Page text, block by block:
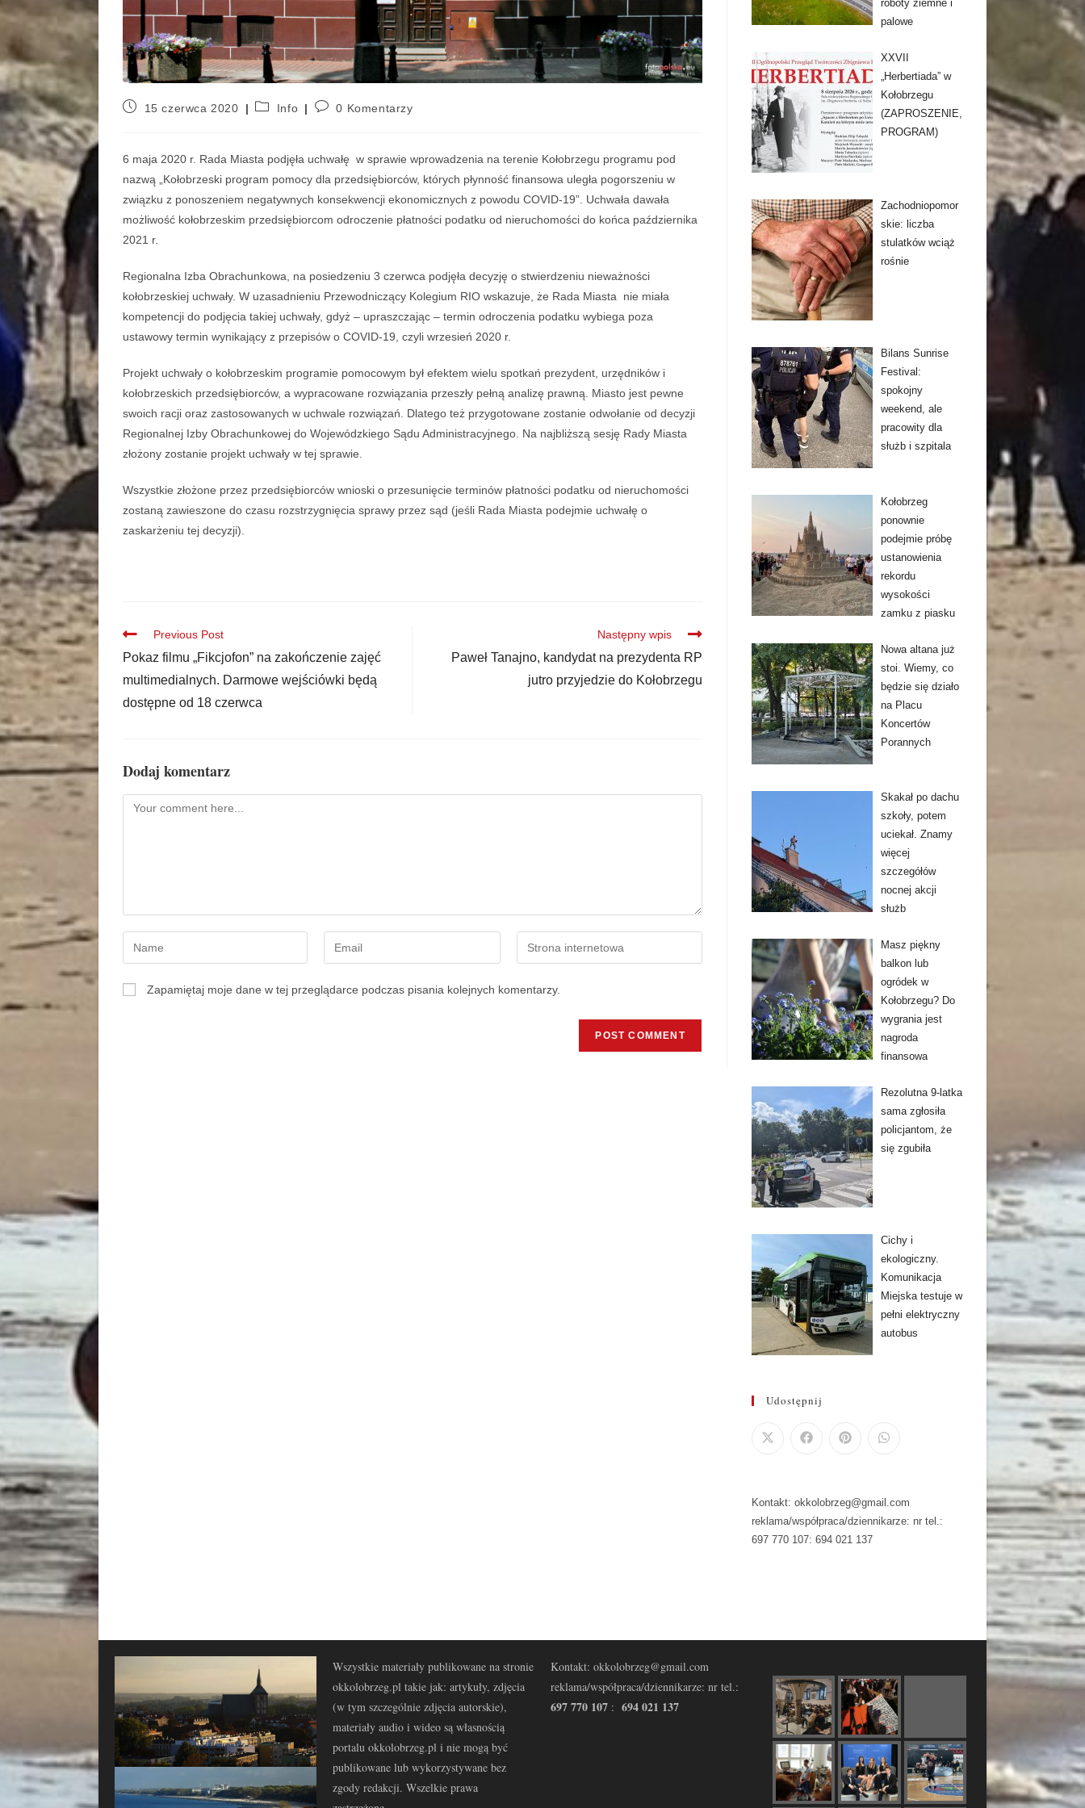
15 czerwca 2020 Info 0 Komentarzy
6 maja 2020 r. Rada Miasta podjęła uchwałę w sprawie wprowadzenia na terenie Kołobrzegu programu pod
nazwą „Kołobrzeski program pomocy dla przedsiębiorców, których płynność finansowa uległa pogorszeniu w
związku z ponoszeniem negatywnych konsekwencji ekonomicznych z powodu COVID-19”. Uchwała dawała
możliwość kołobrzeskim przedsiębiorcom odroczenie płatności podatku od nieruchomości do końca października
2021 r.
Regionalna Izba Obrachunkowa, na posiedzeniu 3 czerwca podjęła decyzję o stwierdzeniu nieważności
kołobrzeskiej uchwały. W uzasadnieniu Przewodniczący Kolegium RIO wskazuje, że Rada Miasta nie miała
kompetencji do podjęcia takiej uchwały, gdyż – upraszczając – termin odroczenia podatku wybiega poza
ustawowy termin wynikający z przepisów o COVID-19, czyli wrzesień 2020 r.
Projekt uchwały o kołobrzeskim programie pomocowym był efektem wielu spotkań prezydent, urzędników i
kołobrzeskich przedsiębiorców, a wypracowane rozwiązania przeszły pełną analizę prawną. Miasto jest pewne
swoich racji oraz zastosowanych w uchwale rozwiązań. Dlatego też przygotowane zostanie odwołanie od decyzji
Regionalnej Izby Obrachunkowej do Wojewódzkiego Sądu Administracyjnego. Na najbliższą sesję Rady Miasta
złożony zostanie projekt uchwały w tej sprawie.
Wszystkie złożone przez przedsiębiorców wnioski o przesunięcie terminów płatności podatku od nieruchomości
zostaną zawieszone do czasu rozstrzygnięcia sprawy przez sąd (jeśli Rada Miasta podejmie uchwałę o
zaskarżeniu tej decyzji).
Previous Post
Pokaz filmu „Fikcjofon” na zakończenie zajęć
multimedialnych. Darmowe wejściówki będą
dostępne od 18 czerwca
Następny wpis
Paweł Tanajno, kandydat na prezydenta RP
jutro przyjedzie do Kołobrzegu
Dodaj komentarz
Zapamiętaj moje dane w tej przeglądarce podczas pisania kolejnych komentarzy.
roboty ziemne i
palowe
XXVII
„Herbertiada” w
Kołobrzegu
(ZAPROSZENIE,
PROGRAM)
Zachodniopomor
skie: liczba
stulatków wciąż
rośnie
Bilans Sunrise
Festival:
spokojny
weekend, ale
pracowity dla
służb i szpitala
Kołobrzeg
ponownie
podejmie próbę
ustanowienia
rekordu
wysokości
zamku z piasku
Nowa altana już
stoi. Wiemy, co
będzie się działo
na Placu
Koncertów
Porannych
Skakał po dachu
szkoły, potem
uciekał. Znamy
więcej
szczegółów
nocnej akcji
służb
Masz piękny
balkon lub
ogródek w
Kołobrzegu? Do
wygrania jest
nagroda
finansowa
Rezolutna 9-latka
sama zgłosiła
policjantom, że
się zgubiła
Cichy i
ekologiczny.
Komunikacja
Miejska testuje w
pełni elektryczny
autobus
Udostępnij
Kontakt: okkolobrzeg@gmail.com
reklama/współpraca/dziennikarze: nr tel.:
697 770 107: 694 021 137
Wszystkie materiały publikowane na stronie
okkolobrzeg.pl takie jak: artykuły, zdjęcia
(w tym szczególnie zdjęcia autorskie),
materiały audio i wideo są własnością
portalu okkolobrzeg.pl i nie mogą być
publikowane lub wykorzystywane bez
zgody redakcji. Wszelkie prawa
Kontakt: okkolobrzeg@gmail.com
reklama/współpraca/dziennikarze: nr tel.:
697 770 107 : 694 021 137